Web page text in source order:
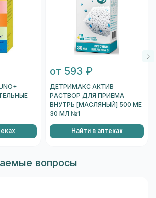
от 593 ₽
ДЕТРИМАКС АКТИВ
РАСТВОР ДЛЯ ПРИЕМА
ВНУТРЬ [МАСЛЯНЫЙ] 500 МЕ
30 МЛ №1
Найти в аптеках
вопросы